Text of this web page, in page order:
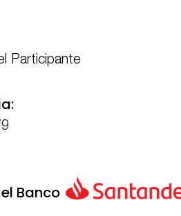
Participante
Banco